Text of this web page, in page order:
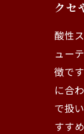
クセ
酸性
ュー
徴で
に合
で扱
すす